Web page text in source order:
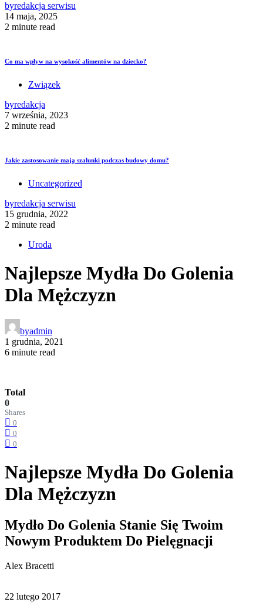
byredakcja serwisu
14 maja, 2025
2 minute read
Co ma wpływ na wysokość alimentów na dziecko?
Związek
byredakcja
7 września, 2023
2 minute read
Jakie zastosowanie mają szalunki podczas budowy domu?
Uncategorized
byredakcja serwisu
15 grudnia, 2022
2 minute read
Uroda
Najlepsze Mydła Do Golenia
Dla Mężczyzn
byadmin
1 grudnia, 2021
6 minute read
Total
0
Shares
0
0
0
Najlepsze Mydła Do Golenia
Dla Mężczyzn
Mydło Do Golenia Stanie Się Twoim
Nowym Produktem Do Pielęgnacji
Alex Bracetti
22 lutego 2017